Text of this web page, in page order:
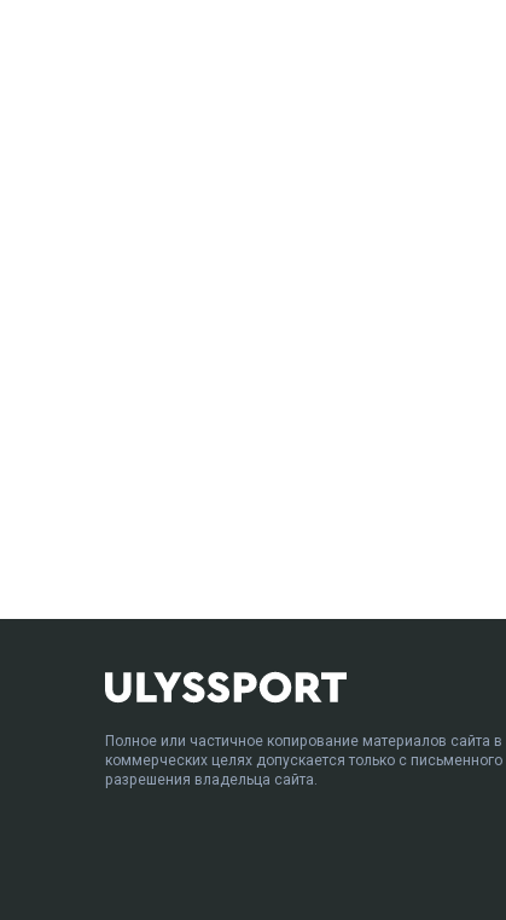
Полное или частичное копирование материалов сайта в
коммерческих целях допускается только с письменного
разрешения владельца сайта.